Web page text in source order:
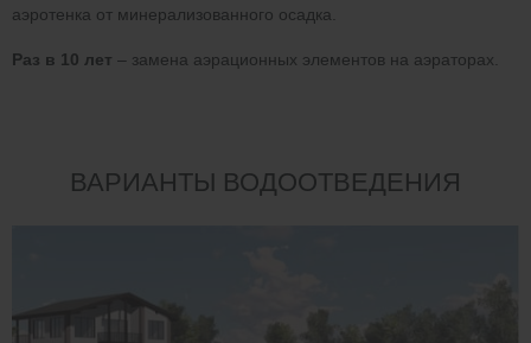
аэротенка от минерализованного осадка.
Раз в 10 лет – замена аэрационных элементов на аэраторах.
ВАРИАНТЫ ВОДООТВЕДЕНИЯ